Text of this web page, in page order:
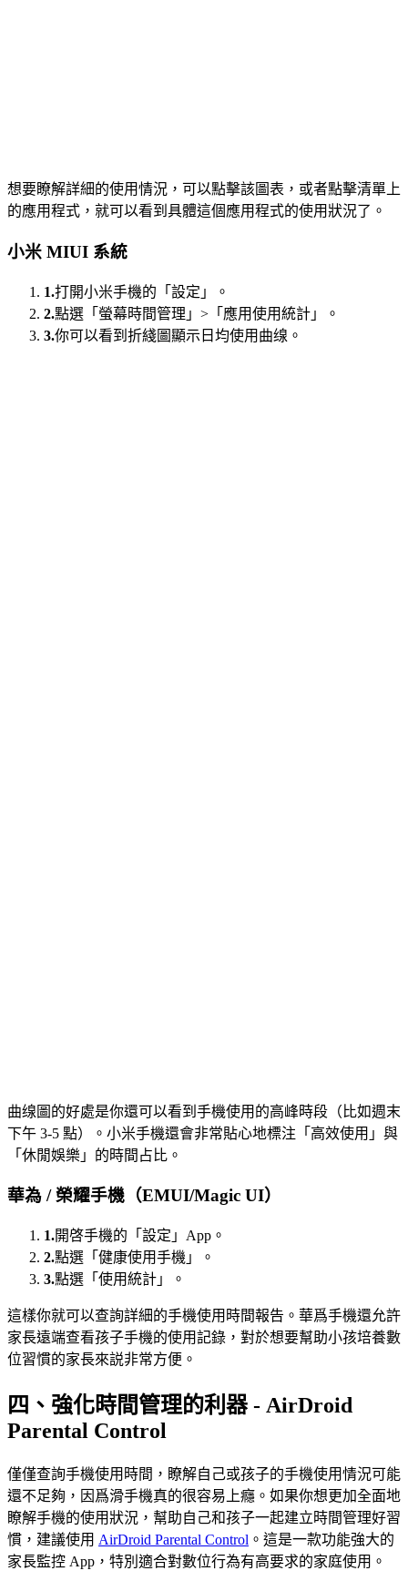
想要瞭解詳細的使用情況，可以點擊該圖表，或者點擊清單上
的應用程式，就可以看到具體這個應用程式的使用狀況了。
小米 MIUI 系統
1.打開小米手機的「設定」。
2.點選「螢幕時間管理」>「應用使用統計」。
3.你可以看到折綫圖顯示日均使用曲缐。
曲缐圖的好處是你還可以看到手機使用的高峰時段（比如週末
下午 3-5 點）。小米手機還會非常貼心地標注「高效使用」與
「休閒娛樂」的時間占比。
華為 / 榮耀手機（EMUI/Magic UI）
1.開啓手機的「設定」App。
2.點選「健康使用手機」。
3.點選「使用統計」。
這樣你就可以查詢詳細的手機使用時間報告。華爲手機還允許
家長遠端查看孩子手機的使用記錄，對於想要幫助小孩培養數
位習慣的家長來説非常方便。
四、強化時間管理的利器 - AirDroid
Parental Control
僅僅查詢手機使用時間，瞭解自己或孩子的手機使用情況可能
還不足夠，因爲滑手機真的很容易上癮。如果你想更加全面地
瞭解手機的使用狀況，幫助自己和孩子一起建立時間管理好習
慣，建議使用 AirDroid Parental Control 。這是一款功能強大的
家長監控 App，特別適合對數位行為有高要求的家庭使用。